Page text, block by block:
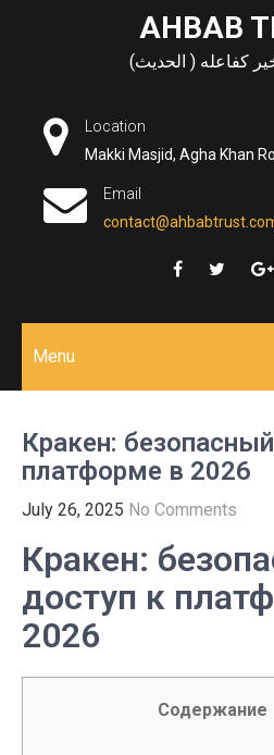
AHBAB
كفاعله ( الحديث)
Location
Makki Masjid, Agha Khan
Email
Menu
Кракен:
платформе в 2026
July 26, 2025 No Comments
Кракен:
доступ к
2026
Содержание